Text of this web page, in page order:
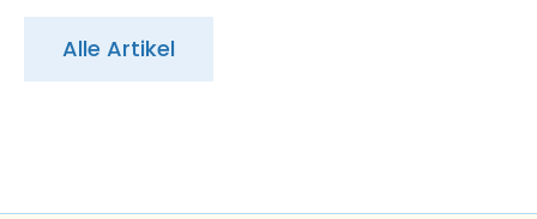
Alle Artikel